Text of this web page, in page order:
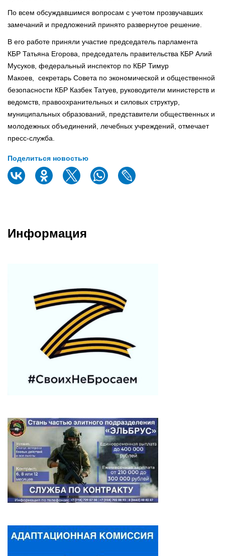
По всем обсуждавшимся вопросам с учетом прозвучавших
замечаний и предложений принято развернутое решение.
В его работе приняли участие председатель парламента
КБР Татьяна Егорова, председатель правительства КБР Алий
Мусуков, федеральный инспектор по КБР Тимур
Макоев, секретарь Совета по экономической и общественной
безопасности КБР Казбек Татуев, руководители министерств и
ведомств, правоохранительных и силовых структур,
муниципальных образований, представители общественных и
молодежных объединений, лечебных учреждений, отмечает
пресс-служба.
Поделиться новостью
Информация